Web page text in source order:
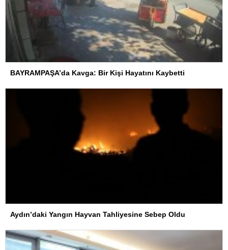
BAYRAMPAŞA’da Kavga: Bir Kişi Hayatını Kaybetti
Aydın’daki Yangın Hayvan Tahliyesine Sebep Oldu